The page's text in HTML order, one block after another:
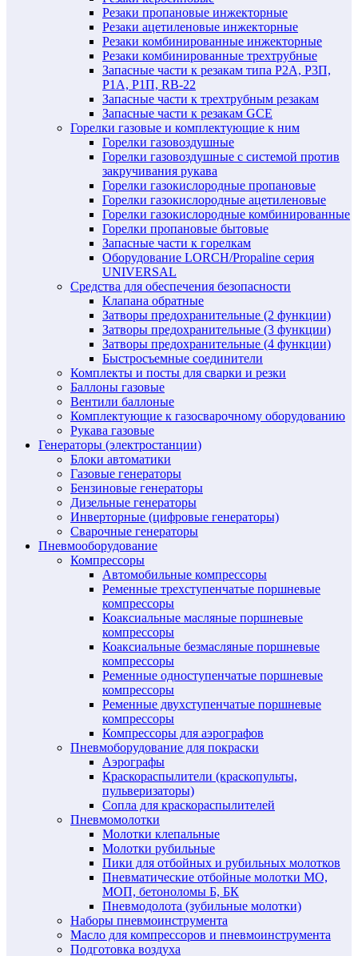
Резаки пропановые инжекторные
Резаки ацетиленовые инжекторные
Резаки комбинированные инжекторные
Резаки комбинированные трехтрубные
Запасные части к резакам типа Р2А, Р3П,
Р1А, Р1П, RB-22
Запасные части к трехтрубным резакам
Запасные части к резакам GCE
Горелки газовые и комплектующие к ним
Горелки газовоздушные
Горелки газовоздушные с системой против
закручивания рукава
Горелки газокислородные пропановые
Горелки газокислородные ацетиленовые
Горелки газокислородные комбинированные
Горелки пропановые бытовые
Запасные части к горелкам
Оборудование LORCH/Propaline серия
UNIVERSAL
Средства для обеспечения безопасности
Клапана обратные
Затворы предохранительные (2 функции)
Затворы предохранительные (3 функции)
Затворы предохранительные (4 функции)
Быстросъемные соединители
Комплекты и посты для сварки и резки
Баллоны газовые
Вентили баллоные
Комплектующие к газосварочному оборудованию
Рукава газовые
Генераторы (электростанции)
Блоки автоматики
Газовые генераторы
Бензиновые генераторы
Дизельные генераторы
Инверторные (цифровые генераторы)
Сварочные генераторы
Пневмооборудование
Компрессоры
Автомобильные компрессоры
Ременные трехступенчатые поршневые
компрессоры
Коаксиальные масляные поршневые
компрессоры
Коаксиальные безмасляные поршневые
компрессоры
Ременные одноступенчатые поршневые
компрессоры
Ременные двухступенчатые поршневые
компрессоры
Компрессоры для аэрографов
Пневмоборудование для покраски
Аэрографы
Краскораспылители (краскопульты,
пульверизаторы)
Сопла для краскораспылителей
Пневмомолотки
Молотки клепальные
Молотки рубильные
Пики для отбойных и рубильных молотков
Пневматические отбойные молотки МО,
МОП, бетоноломы Б, БК
Пневмодолота (зубильные молотки)
Наборы пневмоинструмента
Масло для компрессоров и пневмоинструмента
Подготовка воздуха